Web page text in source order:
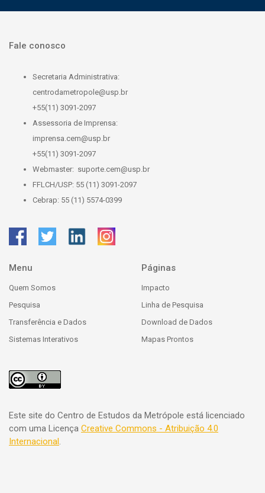
Fale conosco
Secretaria Administrativa:
centrodametropole@usp.br
+55(11) 3091-2097
Assessoria de Imprensa:
imprensa.cem@usp.br
+55(11) 3091-2097
Webmaster: suporte.cem@usp.br
FFLCH/USP: 55 (11) 3091-2097
Cebrap: 55 (11) 5574-0399
Menu
Quem Somos
Pesquisa
Transferência e Dados
Sistemas Interativos
Páginas
Impacto
Linha de Pesquisa
Download de Dados
Mapas Prontos
Este site do Centro de Estudos da Metrópole está licenciado
com uma Licença Creative Commons - Atribuição 4.0
Internacional .